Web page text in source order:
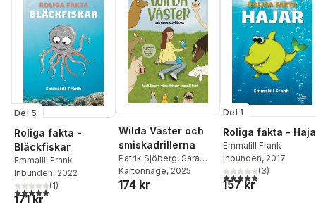
Marcus Olausson,
Tillberg Mattsson,
Susanne Järved ,
Camilla Linde,Hanna
Nordlander,
Helen
Johansson ,Per
Wilkenson ,Linus
Lindkvist,Mattias
Kuldkepp
Del 5
Roliga fakta -
Bläckfiskar
Emmalill Frank
Inbunden, 2022
5,0utav 5 stjärnor. Totalt antal röster:
(1)
171 kr
Wilda Väster och
smiskadrillerna
Patrik Sjöberg, Sara
Nilsson
Kartonnage, 2025
174 kr
Del 1
Roliga fakta -
Emmalill Frank
Inbunden, 2017
5,0utav 5 stjärnor.
(3)
157 kr